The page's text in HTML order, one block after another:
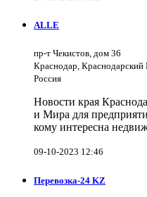
ALLE
пр-т Чекистов, дом 36
Краснодар, Краснодарский
Россия
Новости края
и Мира для
кому интересна
09-10-2023 12:46
Перевозка-24 KZ